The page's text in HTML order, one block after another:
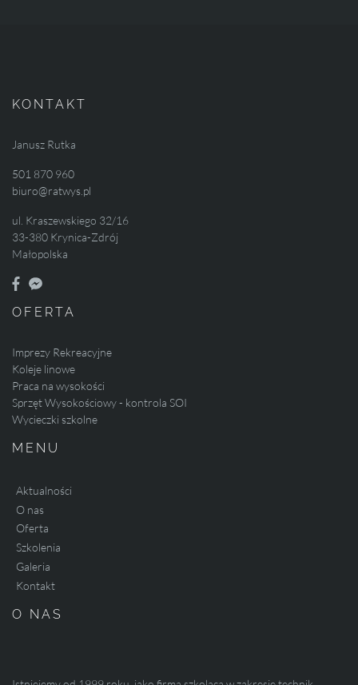
KONTAKT
Janusz Rutka
501 870 960
biuro@ratwys.pl
ul. Kraszewskiego 32/16
33-380 Krynica-Zdrój
Małopolska
OFERTA
Imprezy Rekreacyjne
Koleje linowe
Praca na wysokości
Sprzęt Wysokościowy - kontrola SOI
Wycieczki szkolne
MENU
Aktualności
O nas
Oferta
Szkolenia
Galeria
Kontakt
O NAS